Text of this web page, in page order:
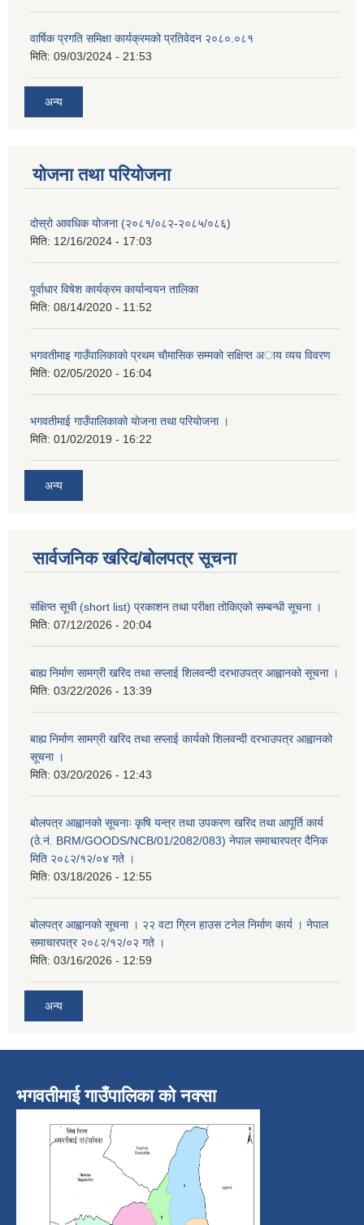
वार्षिक प्रगति समिक्षा कार्यक्रमको प्रतिवेदन २०८०.०८१
मिति: 09/03/2024 - 21:53
अन्य
योजना तथा परियोजना
दोस्रो आवधिक योजना (२०८१/०८२-२०८५/०८६)
मिति: 12/16/2024 - 17:03
पूर्वाधार विषेश कार्यक्रम कार्यान्वयन तालिका
मिति: 08/14/2020 - 11:52
भगवतीमाइ गाउँपालिकाकाे प्रथम चाैमासिक सम्मकाे सक्षिप्त अाय व्यय विवरण
मिति: 02/05/2020 - 16:04
भगवतीमाई गाउँपालिकाको याेजना तथा परियाेजना ।
मिति: 01/02/2019 - 16:22
अन्य
सार्वजनिक खरिद/बोलपत्र सूचना
संक्षिप्त सूची (short list) प्रकाशन तथा परीक्षा तोकिएको सम्बन्धी सूचना ।
मिति: 07/12/2026 - 20:04
बाह्य निर्माण सामग्री खरिद तथा सप्लाई शिलवन्दी दरभाउपत्र आह्वानको सूचना ।
मिति: 03/22/2026 - 13:39
बाह्य निर्माण सामग्री खरिद तथा सप्लाई कार्यको शिलवन्दी दरभाउपत्र आह्वानको
सूचना ।
मिति: 03/20/2026 - 12:43
बोलपत्र आह्वानको सूचनाः कृषि यन्त्र तथा उपकरण खरिद तथा आपूर्ति कार्य
(ठे.नं. BRM/GOODS/NCB/01/2082/083) नेपाल समाचारपत्र दैनिक
मिति २०८२/१२/०४ गते ।
मिति: 03/18/2026 - 12:55
बोलपत्र आह्वानको सूचना । २२ वटा ग्रिन हाउस टनेल निर्माण कार्य । नेपाल
समाचारपत्र २०८२/१२/०२ गते ।
मिति: 03/16/2026 - 12:59
अन्य
भगवतीमाई गाउँपालिका को नक्सा